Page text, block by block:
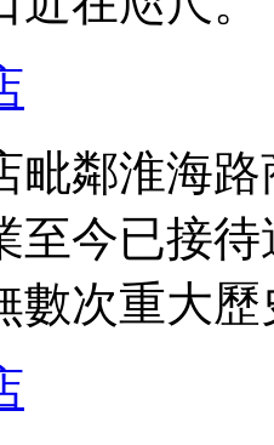
毗鄰淮海
至今已接
數次重大